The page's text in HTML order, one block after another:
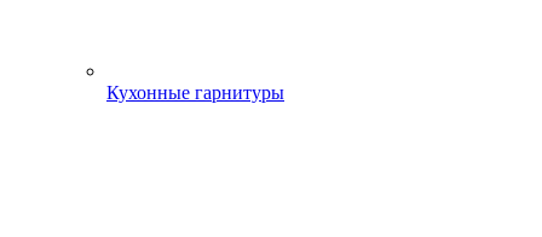
Кухонные гарнитуры